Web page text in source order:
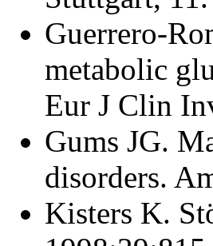
Guerrero-
metabolic
Eur J Clin
Gums JG.
disorders.
Kisters K.